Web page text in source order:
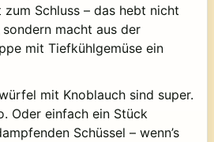
Schluss – das hebt nicht
macht aus der
mit Tiefkühlgemüse ein
mit Knoblauch sind super.
Oder einfach ein Stück
Schüssel – wenn’s